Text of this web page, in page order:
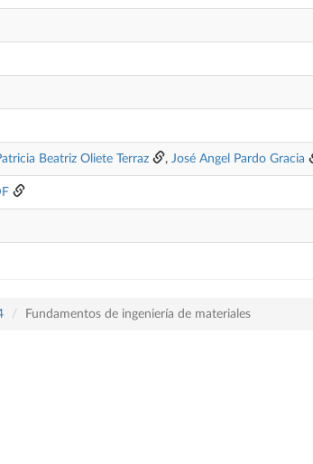
Beatriz Oliete Terraz , José Angel Pardo Gracia
Fundamentos de ingeniería de materiales